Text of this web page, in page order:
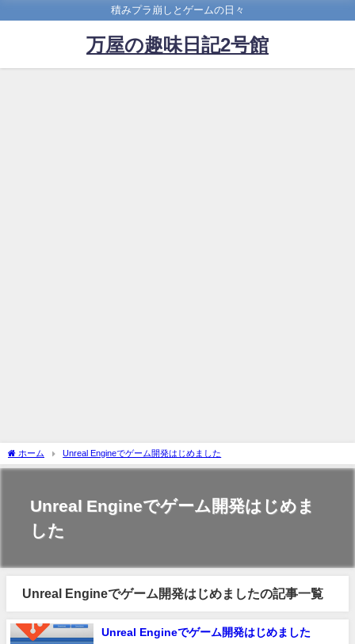
積みプラ崩しとゲームの日々
万屋の趣味日記2号館
ホーム Unreal Engineでゲーム開発はじめました
Unreal Engineでゲーム開発はじめま
した
Unreal Engineでゲーム開発はじめましたの記事一覧
Unreal Engineでゲーム開発はじめました